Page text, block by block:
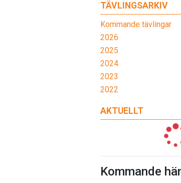
TÄVLINGSARKIV
Kommande tävlingar
2026
2025
2024
2023
2022
AKTUELLT
Kommande